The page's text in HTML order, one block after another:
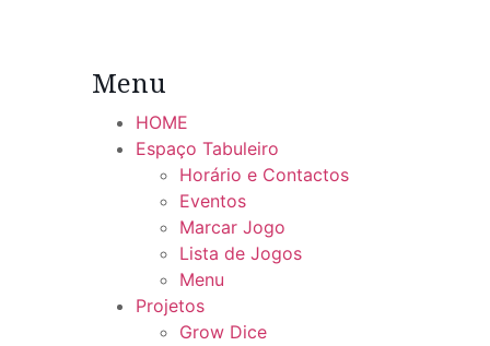
Menu
HOME
Espaço Tabuleiro
Horário e Contactos
Eventos
Marcar Jogo
Lista de Jogos
Menu
Projetos
Grow Dice